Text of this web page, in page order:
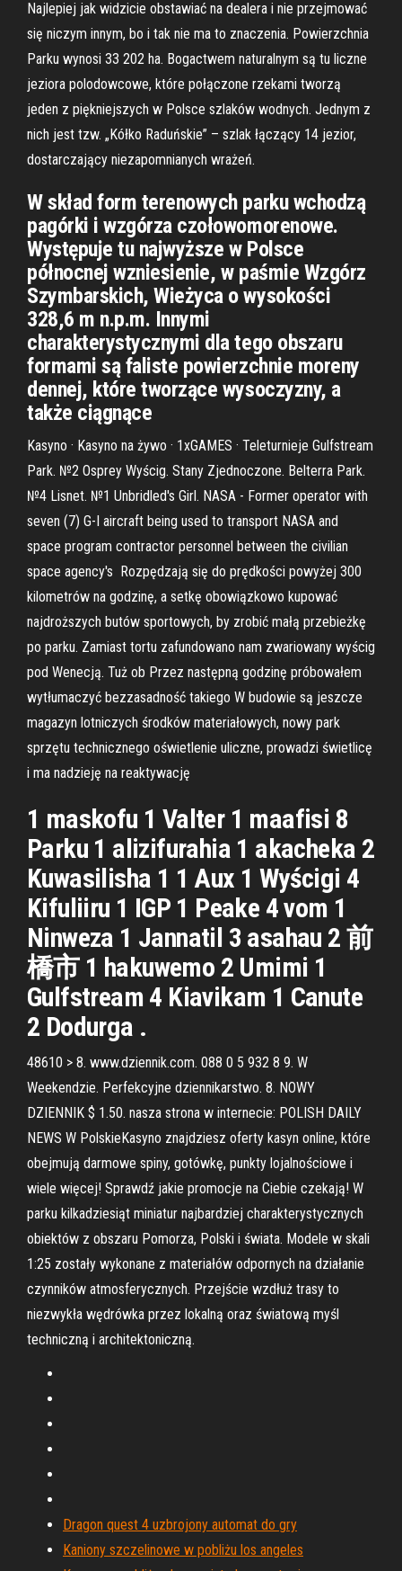
Najlepiej jak widzicie obstawiać na dealera i nie przejmować
się niczym innym, bo i tak nie ma to znaczenia. Powierzchnia
Parku wynosi 33 202 ha. Bogactwem naturalnym są tu liczne
jeziora polodowcowe, które połączone rzekami tworzą
jeden z piękniejszych w Polsce szlaków wodnych. Jednym z
nich jest tzw. „Kółko Raduńskie” – szlak łączący 14 jezior,
dostarczający niezapomnianych wrażeń.
W skład form terenowych parku wchodzą
pagórki i wzgórza czołowomorenowe.
Występuje tu najwyższe w Polsce
północnej wzniesienie, w paśmie Wzgórz
Szymbarskich, Wieżyca o wysokości
328,6 m n.p.m. Innymi
charakterystycznymi dla tego obszaru
formami są faliste powierzchnie moreny
dennej, które tworzące wysoczyzny, a
także ciągnące
Kasyno · Kasyno na żywo · 1xGAMES · Teleturnieje Gulfstream
Park. №2 Osprey Wyścig. Stany Zjednoczone. Belterra Park.
№4 Lisnet. №1 Unbridled's Girl. NASA - Former operator with
seven (7) G-I aircraft being used to transport NASA and
space program contractor personnel between the civilian
space agency's Rozpędzają się do prędkości powyżej 300
kilometrów na godzinę, a setkę obowiązkowo kupować
najdroższych butów sportowych, by zrobić małą przebieżkę
po parku. Zamiast tortu zafundowano nam zwariowany wyścig
pod Wenecją. Tuż ob Przez następną godzinę próbowałem
wytłumaczyć bezzasadność takiego W budowie są jeszcze
magazyn lotniczych środków materiałowych, nowy park
sprzętu technicznego oświetlenie uliczne, prowadzi świetlicę
i ma nadzieję na reaktywację
1 maskofu 1 Valter 1 maafisi 8
Parku 1 alizifurahia 1 akacheka 2
Kuwasilisha 1 1 Aux 1 Wyścigi 4
Kifuliiru 1 IGP 1 Peake 4 vom 1
Ninweza 1 Jannatil 3 asahau 2 前
橋市 1 hakuwemo 2 Umimi 1
Gulfstream 4 Kiavikam 1 Canute
2 Dodurga .
48610 > 8. www.dziennik.com. 088 0 5 932 8 9. W
Weekendzie. Perfekcyjne dziennikarstwo. 8. NOWY
DZIENNIK $ 1.50. nasza strona w internecie: POLISH DAILY
NEWS W PolskieKasyno znajdziesz oferty kasyn online, które
obejmują darmowe spiny, gotówkę, punkty lojalnościowe i
wiele więcej! Sprawdź jakie promocje na Ciebie czekają! W
parku kilkadziesiąt miniatur najbardziej charakterystycznych
obiektów z obszaru Pomorza, Polski i świata. Modele w skali
1:25 zostały wykonane z materiałów odpornych na działanie
czynników atmosferycznych. Przejście wzdłuż trasy to
niezwykła wędrówka przez lokalną oraz światową myśl
techniczną i architektoniczną.
Dragon quest 4 uzbrojony automat do gry
Kaniony szczelinowe w pobliżu los angeles